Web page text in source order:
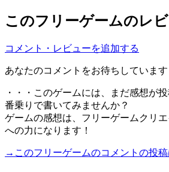
このフリーゲームのレ
コメント・レビューを追加する
あなたのコメントをお待ちしています
・・・このゲームには、まだ感想が
番乗りで書いてみませんか？
ゲームの感想は、フリーゲームクリ
への力になります！
→このフリーゲームのコメントの投